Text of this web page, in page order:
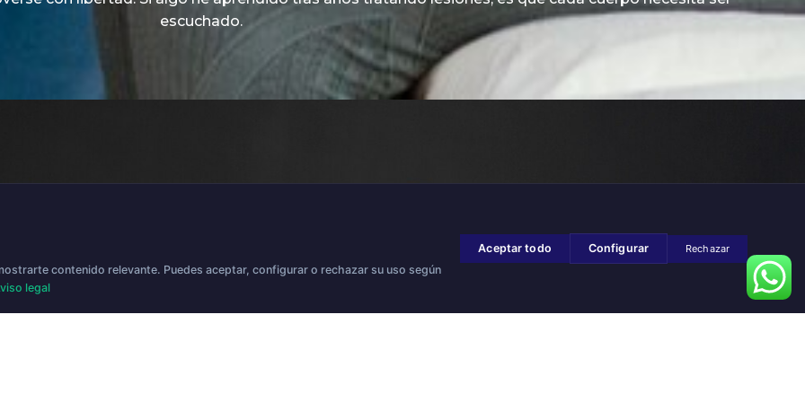
escuchado.
He
está en
atención real,
contenido relevante. Puedes aceptar, configurar o rechazar su uso según
legal
Aceptar todo Configurar Rechazar